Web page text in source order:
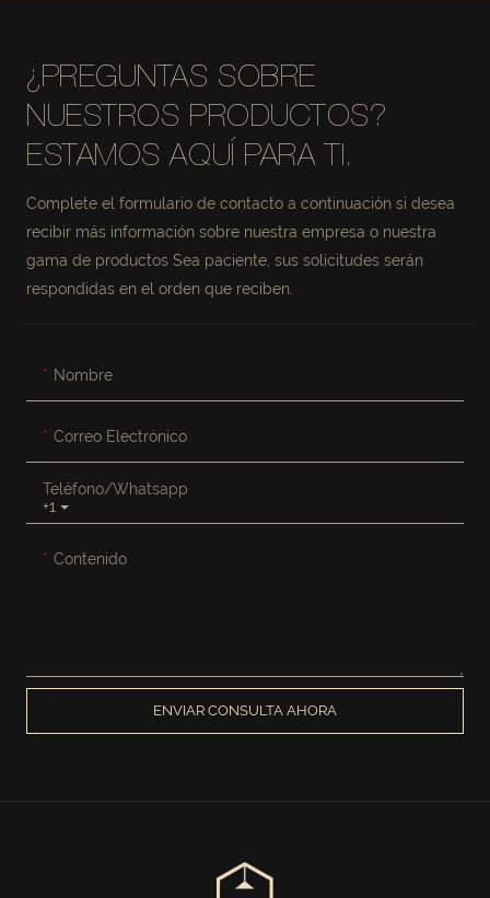
¿PREGUNTAS SOBRE
NUESTROS PRODUCTOS?
ESTAMOS AQUÍ PARA TI.
Complete el formulario de contacto a continuación si desea
recibir más información sobre nuestra empresa o nuestra
gama de productos Sea paciente, sus solicitudes serán
respondidas en el orden que reciben.
Nombre
Correo Electrónico
+1
Teléfono/whatsapp
Contenido
ENVIAR CONSULTA AHORA